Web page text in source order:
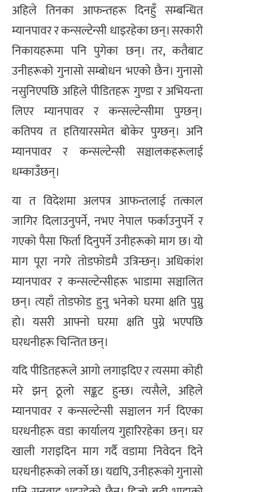
अहिले तिनका आफन्तहरू दिनहुँ सम्बन्धित
म्यानपावर र कन्सल्टेन्सी धाइरहेका छन्। सरकारी
निकायहरूमा पनि पुगेका छन्। तर, कतैबाट
उनीहरूको गुनासो सम्बोधन भएको छैन। गुनासो
नसुनिएपछि अहिले पीडितहरू गुण्डा र अभियन्ता
लिएर म्यानपावर र कन्सल्टेन्सीमा पुग्छन्।
कतिपय त हतियारसमेत बोकेर पुग्छन्। अनि
म्यानपावर र कन्सल्टेन्सी सञ्चालकहरूलाई
धम्काउँछन्।
या त विदेशमा अलपत्र आफन्तलाई तत्काल
जागिर दिलाउनुपर्ने, नभए नेपाल फर्काउनुपर्ने र
गएको पैसा फिर्ता दिनुपर्ने उनीहरूको माग छ। यो
माग पूरा नगरे तोडफोडमै उत्रिन्छन्। अधिकांश
म्यानपावर र कन्सल्टेन्सीहरू भाडामा सञ्चालित
छन्। त्यहाँ तोडफोड हुनु भनेको घरमा क्षति पुग्नु
हो। यसरी आफ्नो घरमा क्षति पुग्ने भएपछि
घरधनीहरू चिन्तित छन्।
यदि पीडितहरूले आगो लगाइदिए र त्यसमा कोही
मरे झन् ठूलो सङ्कट हुन्छ। त्यसैले, अहिले
म्यानपावर र कन्सल्टेन्सी सञ्चालन गर्न दिएका
घरधनीहरू वडा कार्यालय गुहारिरहेका छन्। घर
खाली गराइदिन माग गर्दै वडामा निवेदन दिने
घरधनीहरूको लर्को छ। यद्यपि, उनीहरूको गुनासो